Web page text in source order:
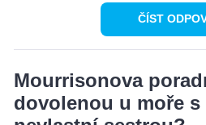
ČÍST
Mourrisonova
dovolenou u moře s